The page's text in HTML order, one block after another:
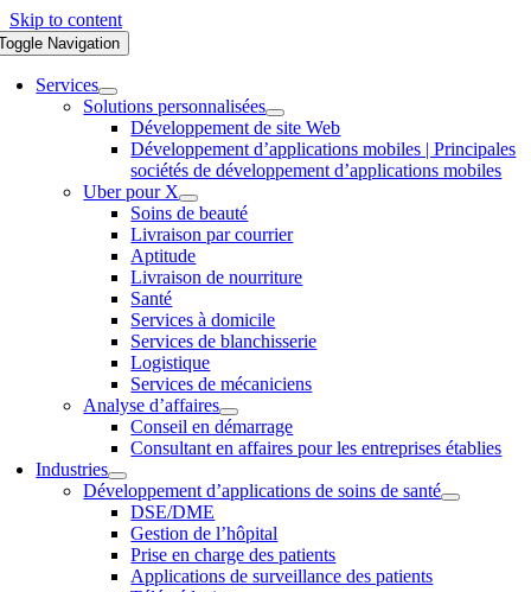
Skip to content
Navigation
Services
Solutions personnalisées
Développement de site Web
Développement d’applications mobiles | Principales
sociétés de développement d’applications mobiles
Uber pour X
Soins de beauté
Livraison par courrier
Aptitude
Livraison de nourriture
Santé
Services à domicile
Services de blanchisserie
Logistique
Services de mécaniciens
Analyse d’affaires
Conseil en démarrage
Consultant en affaires pour les entreprises établies
Industries
Développement d’applications de soins de santé
DSE/DME
Gestion de l’hôpital
Prise en charge des patients
Applications de surveillance des patients